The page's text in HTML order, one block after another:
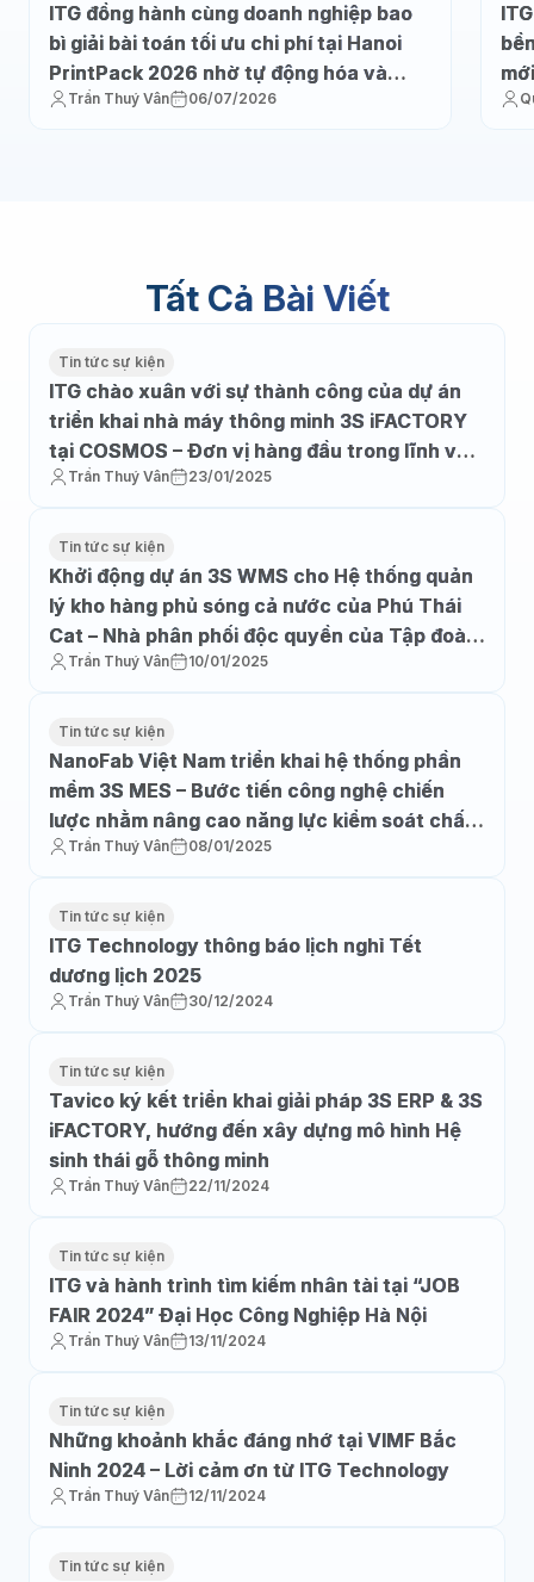
ITG đồng hành cùng doanh nghiệp bao
bì giải bài toán tối ưu chi phí tại Hanoi
PrintPack 2026 nhờ tự động hóa và
thực thi sản xuất
Trần Thuý Vân 06/07/2026
Tất Cả Bài Viết
Tin tức sự kiện
ITG chào xuân với sự thành công của dự án
triển khai nhà máy thông minh 3S iFACTORY
tại COSMOS – Đơn vị hàng đầu trong lĩnh vực
cơ khí phụ trợ cho ngành ô tô – xe máy
Trần Thuý Vân 23/01/2025
Tin tức sự kiện
Khởi động dự án 3S WMS cho Hệ thống quản
lý kho hàng phủ sóng cả nước của Phú Thái
Cat – Nhà phân phối độc quyền của Tập đoàn
sản xuất máy công trình lớn nhất thế giới
Trần Thuý Vân 10/01/2025
Tin tức sự kiện
NanoFab Việt Nam triển khai hệ thống phần
mềm 3S MES – Bước tiến công nghệ chiến
lược nhằm nâng cao năng lực kiểm soát chất
lượng sản phẩm
Trần Thuý Vân 08/01/2025
Tin tức sự kiện
ITG Technology thông báo lịch nghỉ Tết
dương lịch 2025
Trần Thuý Vân 30/12/2024
Tin tức sự kiện
Tavico ký kết triển khai giải pháp 3S ERP & 3S
iFACTORY, hướng đến xây dựng mô hình Hệ
sinh thái gỗ thông minh
Trần Thuý Vân 22/11/2024
Tin tức sự kiện
ITG và hành trình tìm kiếm nhân tài tại “JOB
FAIR 2024” Đại Học Công Nghiệp Hà Nội
Trần Thuý Vân 13/11/2024
Tin tức sự kiện
Những khoảnh khắc đáng nhớ tại VIMF Bắc
Ninh 2024 – Lời cảm ơn từ ITG Technology
Trần Thuý Vân 12/11/2024
Tin tức sự kiện